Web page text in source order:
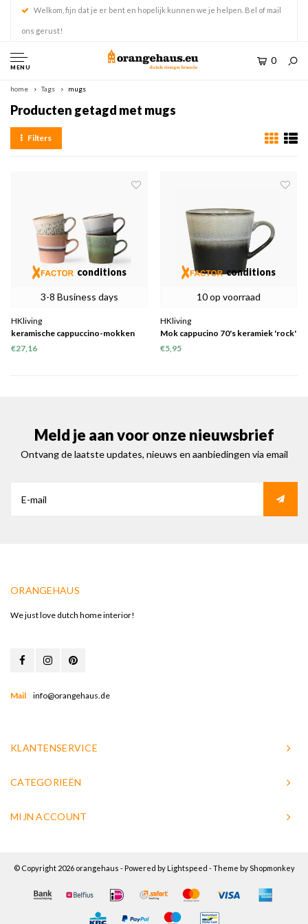
Welkom, fijn dat je er bent en hopelijk kunnen we je helpen. Bel of mail
ons gerust!
MENU
0
home Tags mugs
Producten getagd met mugs
Filters
3-8 Business days
conditions
HKliving
keramische cappuccino-mokken
van 70's set van 4
€27,16
10 op voorraad
conditions
HKliving
Mok cappucino 70's keramiek 'rock'
€5,95
Meld je aan voor onze nieuwsbrief
Ontvang de laatste updates, nieuws en aanbiedingen via email
ORANGEHAUS
We just love dutch home interior!
Mail info@orangehaus.de
KLANTENSERVICE
CATEGORIEËN
MIJN ACCOUNT
© Copyright 2026 orangehaus - Powered by Lightspeed - Theme byShopmonkey